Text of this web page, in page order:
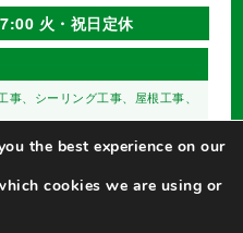
the best experience on our
cookies we are using or
火・祝日定休
事、シーリング工事、 屋根工事、
（株）】